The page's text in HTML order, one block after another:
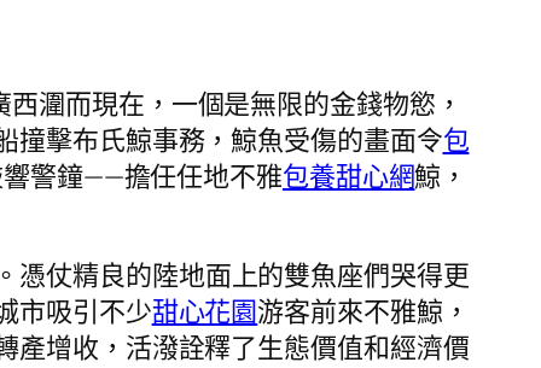
潿而現在，一個是無限的金錢物慾，
撞擊布氏鯨事務，鯨魚受傷的畫面令包
警鐘——擔任任地不雅包養甜心網鯨，
憑仗精良的陸地面上的雙魚座們哭得更
市吸引不少甜心花園游客前來不雅鯨，
產增收，活潑詮釋了生態價值和經濟價